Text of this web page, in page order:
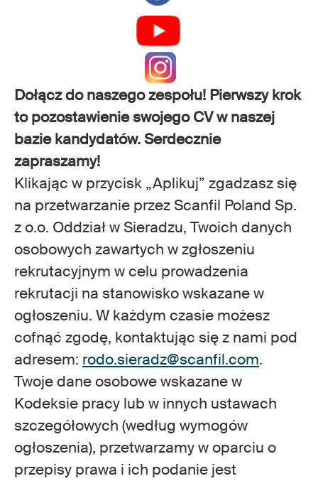
Dołącz do naszego zespołu! Pierwszy krok
to pozostawienie swojego CV w naszej
bazie kandydatów. Serdecznie
zapraszamy!
Klikając w przycisk „Aplikuj” zgadzasz się
na przetwarzanie przez Scanfil Poland Sp.
z o.o. Oddział w Sieradzu, Twoich danych
osobowych zawartych w zgłoszeniu
rekrutacyjnym w celu prowadzenia
rekrutacji na stanowisko wskazane w
ogłoszeniu. W każdym czasie możesz
cofnąć zgodę, kontaktując się z nami pod
adresem: rodo.sieradz@scanfil.com.
Twoje dane osobowe wskazane w
Kodeksie pracy lub w innych ustawach
szczegółowych (według wymogów
ogłoszenia), przetwarzamy w oparciu o
przepisy prawa i ich podanie jest